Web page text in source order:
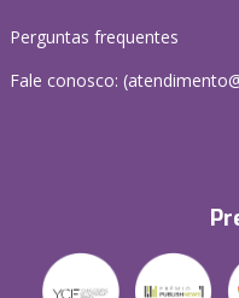
Perguntas frequentes
Fale conosco: